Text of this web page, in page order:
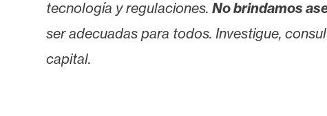
tecnología y regulaciones. No brindamos
ser adecuadas para todos. Investigue,
capital.